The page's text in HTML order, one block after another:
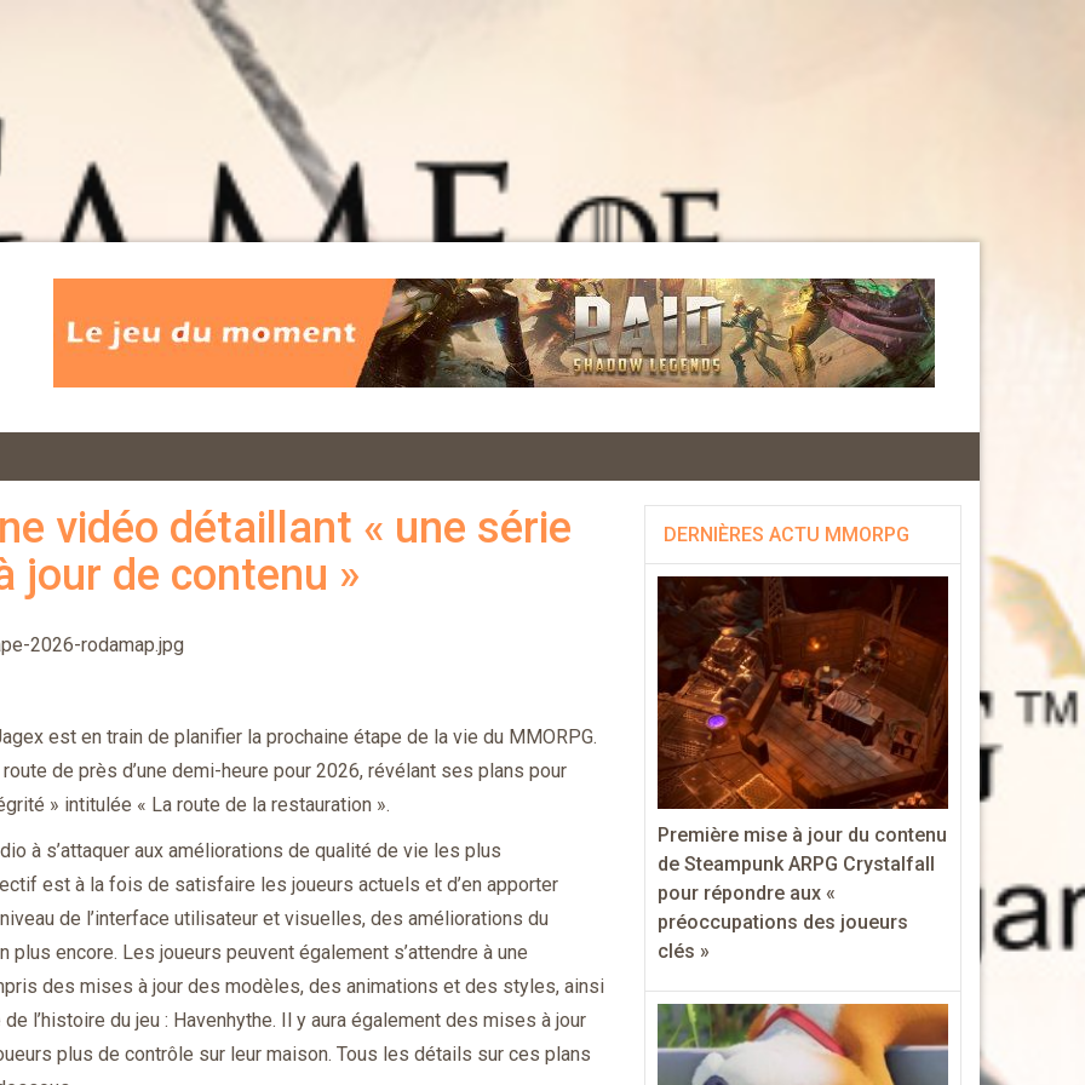
vidéo détaillant « une série
jour de contenu »
2026-rodamap.jpg
est en train de planifier la prochaine étape de la vie du MMORPG.
de près d’une demi-heure pour 2026, révélant ses plans pour
» intitulée « La route de la restauration ».
à s’attaquer aux améliorations de qualité de vie les plus
est à la fois de satisfaire les joueurs actuels et d’en apporter
de l’interface utilisateur et visuelles, des améliorations du
encore. Les joueurs peuvent également s’attendre à une
des mises à jour des modèles, des animations et des styles, ainsi
l’histoire du jeu : Havenhythe. Il y aura également des mises à jour
plus de contrôle sur leur maison. Tous les détails sur ces plans
DERNIÈRES ACTU MMORPG
Première mise à jour du contenu
de Steampunk ARPG Crystalfall
pour répondre aux «
préoccupations des joueurs
clés »